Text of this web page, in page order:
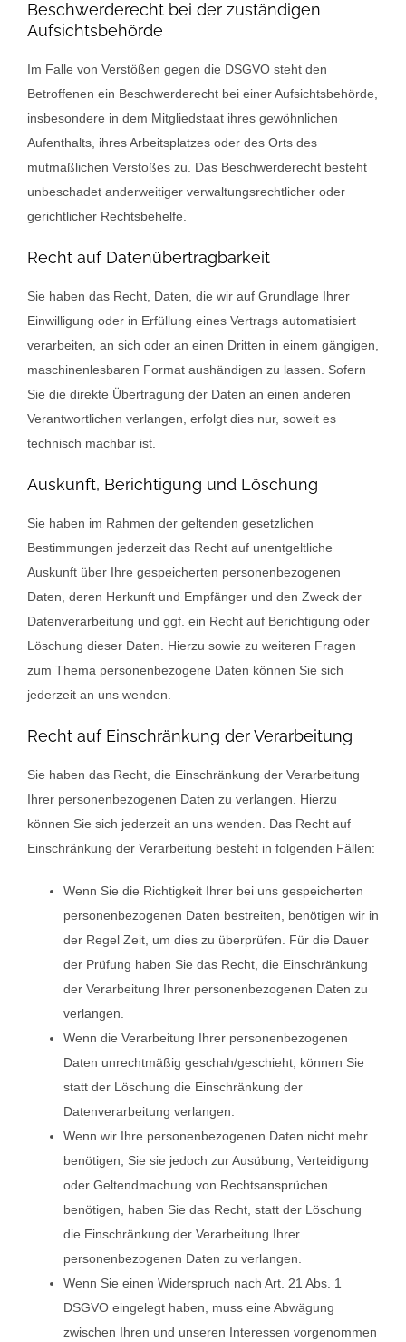
Beschwerde­recht bei der zuständigen
Aufsichts­behörde
Im Falle von Verstößen gegen die DSGVO steht den
Betroffenen ein Beschwerderecht bei einer Aufsichtsbehörde,
insbesondere in dem Mitgliedstaat ihres gewöhnlichen
Aufenthalts, ihres Arbeitsplatzes oder des Orts des
mutmaßlichen Verstoßes zu. Das Beschwerderecht besteht
unbeschadet anderweitiger verwaltungsrechtlicher oder
gerichtlicher Rechtsbehelfe.
Recht auf Daten­übertrag­barkeit
Sie haben das Recht, Daten, die wir auf Grundlage Ihrer
Einwilligung oder in Erfüllung eines Vertrags automatisiert
verarbeiten, an sich oder an einen Dritten in einem gängigen,
maschinenlesbaren Format aushändigen zu lassen. Sofern
Sie die direkte Übertragung der Daten an einen anderen
Verantwortlichen verlangen, erfolgt dies nur, soweit es
technisch machbar ist.
Auskunft, Berichtigung und Löschung
Sie haben im Rahmen der geltenden gesetzlichen
Bestimmungen jederzeit das Recht auf unentgeltliche
Auskunft über Ihre gespeicherten personenbezogenen
Daten, deren Herkunft und Empfänger und den Zweck der
Datenverarbeitung und ggf. ein Recht auf Berichtigung oder
Löschung dieser Daten. Hierzu sowie zu weiteren Fragen
zum Thema personenbezogene Daten können Sie sich
jederzeit an uns wenden.
Recht auf Einschränkung der Verarbeitung
Sie haben das Recht, die Einschränkung der Verarbeitung
Ihrer personenbezogenen Daten zu verlangen. Hierzu
können Sie sich jederzeit an uns wenden. Das Recht auf
Einschränkung der Verarbeitung besteht in folgenden Fällen:
Wenn Sie die Richtigkeit Ihrer bei uns gespeicherten
personenbezogenen Daten bestreiten, benötigen wir in
der Regel Zeit, um dies zu überprüfen. Für die Dauer
der Prüfung haben Sie das Recht, die Einschränkung
der Verarbeitung Ihrer personenbezogenen Daten zu
verlangen.
Wenn die Verarbeitung Ihrer personenbezogenen
Daten unrechtmäßig geschah/geschieht, können Sie
statt der Löschung die Einschränkung der
Datenverarbeitung verlangen.
Wenn wir Ihre personenbezogenen Daten nicht mehr
benötigen, Sie sie jedoch zur Ausübung, Verteidigung
oder Geltendmachung von Rechtsansprüchen
benötigen, haben Sie das Recht, statt der Löschung
die Einschränkung der Verarbeitung Ihrer
personenbezogenen Daten zu verlangen.
Wenn Sie einen Widerspruch nach Art. 21 Abs. 1
DSGVO eingelegt haben, muss eine Abwägung
zwischen Ihren und unseren Interessen vorgenommen